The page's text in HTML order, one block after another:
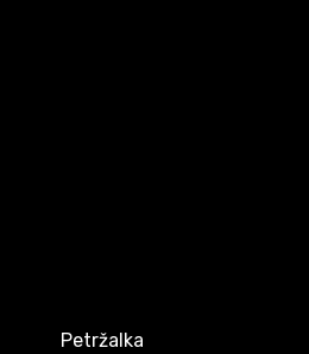
Petržalka